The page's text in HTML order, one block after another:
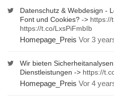
Datenschutz & Webdesign -
Font und Cookies? -> https://
https://t.co/LxsPiFmbIb
Homepage_Preis Vor 3
Wir bieten
Dienstleistungen -> https://
Homepage_Preis Vor 4